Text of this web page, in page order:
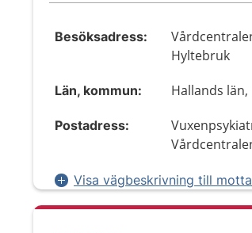
Besöksadress:
Hyltebruk
Län, kommun: Hallands län,
Postadress:
Visa vägbeskrivning till